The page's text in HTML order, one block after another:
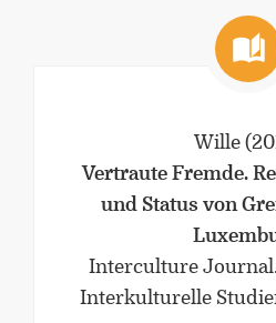
Wille
Vertraute Fremde.
und Status von
Interculture
Interkulturelle Studien